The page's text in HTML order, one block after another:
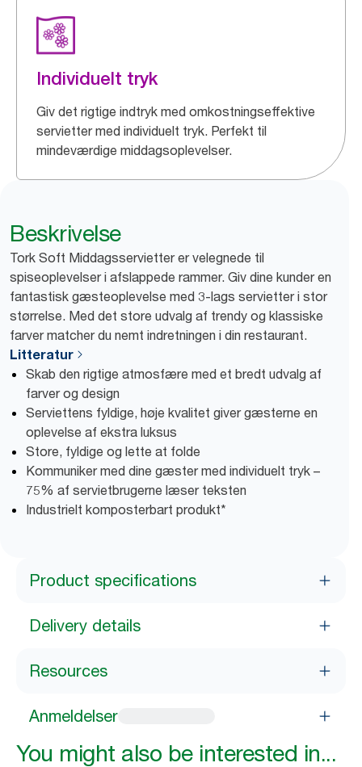
Individuelt tryk
Giv det rigtige indtryk med omkostningseffektive
servietter med individuelt tryk. Perfekt til
mindeværdige middagsoplevelser.
Beskrivelse
Tork Soft Middagsservietter er velegnede til
spiseoplevelser i afslappede rammer. Giv dine kunder en
fantastisk gæsteoplevelse med 3-lags servietter i stor
størrelse. Med det store udvalg af trendy og klassiske
farver matcher du nemt indretningen i din restaurant.
Litteratur
Skab den rigtige atmosfære med et bredt udvalg af
farver og design
Serviettens fyldige, høje kvalitet giver gæsterne en
oplevelse af ekstra luksus
Store, fyldige og lette at folde
Kommuniker med dine gæster med individuelt tryk –
75% af servietbrugerne læser teksten
Industrielt komposterbart produkt*
Product specifications
Delivery details
Resources
Anmeldelser
You might also be interested in...